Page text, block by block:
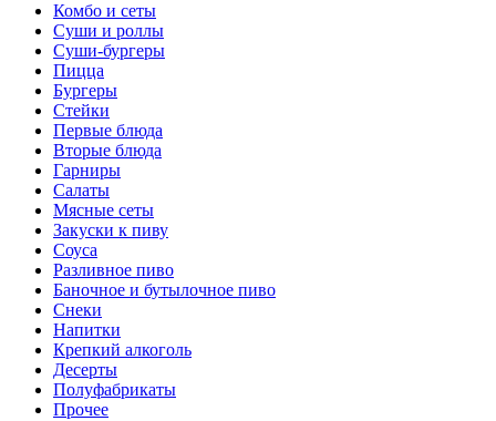
Комбо и сеты
Суши и роллы
Суши-бургеры
Пицца
Бургеры
Стейки
Первые блюда
Вторые блюда
Гарниры
Салаты
Мясные сеты
Закуски к пиву
Соуса
Разливное пиво
Баночное и бутылочное пиво
Снеки
Напитки
Крепкий алкоголь
Десерты
Полуфабрикаты
Прочее